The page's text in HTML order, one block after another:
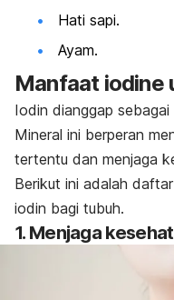
Hati sapi.
Ayam.
Manfaat iodine
Iodin dianggap
Mineral ini berperan
tertentu dan menjaga
Berikut ini adalah
iodin bagi tubuh.
1. Menjaga